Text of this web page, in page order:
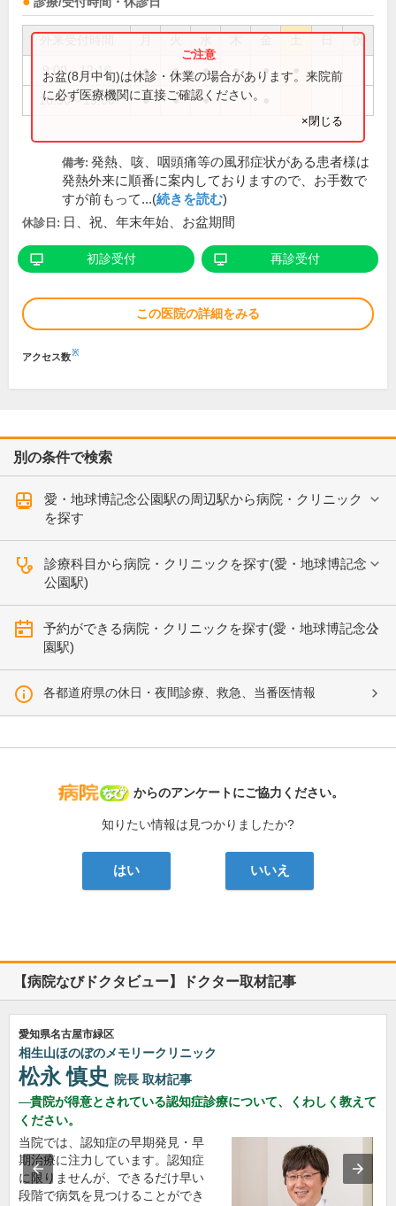
祝
9:00～12:10 ● ● ● ● ●
16:30～19:00 ● ● ●
お盆(8月中旬)は休診・休業の場合があります。来院前
に必ず医療機関に直接ご確認ください。
×閉じる
備考: 発熱、咳、咽頭痛等の風邪症状がある患者様は
発熱外来に順番に案内しておりますので、お手数で
すが前もって...(続きを読む)
休診日: 日、祝、年末年始、お盆期間
初診受付 再診受付
この医院の詳細をみる
アクセス数※
別の条件で検索
愛・地球博記念公園駅の周辺駅から病院・クリニック
を探す
診療科目から病院・クリニックを探す(愛・地球博記念
公園駅)
予約ができる病院・クリニックを探す(愛・地球博記念公
園駅)
各都道府県の休日・夜間診療、救急、当番医情報
病院なび
からのアンケートにご協力ください。
知りたい情報は見つかりましたか?
はい いいえ
【病院なびドクタビュー】ドクター取材記事
愛知県名古屋市緑区
相生山ほのぼのメモリークリニック
松永 慎史 院長 取材記事
貴院が得意とされている認知症診療について、くわしく教えて
ください。
当院では、認知症の早期発見・早
期治療に注力しています。認知症
に限りませんが、できるだけ早い
段階で病気を見つけることができ